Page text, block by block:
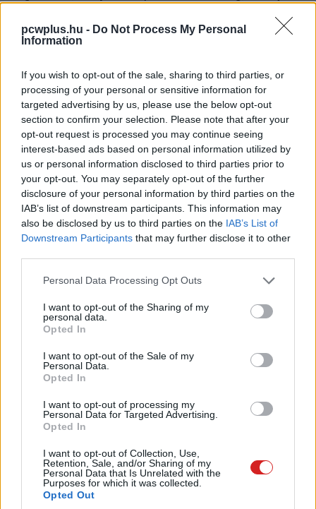
pcwplus.hu - Do Not Process My Personal
Information
If you wish to opt-out of the sale, sharing to third parties, or
processing of your personal or sensitive information for
targeted advertising by us, please use the below opt-out
section to confirm your selection. Please note that after your
opt-out request is processed you may continue seeing
interest-based ads based on personal information utilized by
us or personal information disclosed to third parties prior to
your opt-out. You may separately opt-out of the further
disclosure of your personal information by third parties on the
IAB’s list of downstream participants. This information may
also be disclosed by us to third parties on the IAB’s List of
Downstream Participants that may further disclose it to other
Please note that this website/app uses one or more Google
not limited to your visit or usage behaviour. You may click to
grant or deny consent to Google and its third-party tags to
use your data for below specified purposes in below Google
consent section.
Personal Data Processing Opt Outs
I want to opt-out of the Sharing of my
personal data.
Opted In
I want to opt-out of the Sale of my
Personal Data.
Opted In
I want to opt-out of processing my
Personal Data for Targeted Advertising.
Opted In
I want to opt-out of Collection, Use,
Retention, Sale, and/or Sharing of my
Personal Data that Is Unrelated with the
Purposes for which it was collected.
Opted Out
változatban elérhető Alt Gray kivitelű Thock V2 nem
csupán dizájnban és anyaghasználatban emelkedik ki,
stabilizátorok és fejlett hangcsillapítók gondoskodnak
róla, hogy minden leütést kielégítőnek érezzen a
felhasználó.
A sorozat négy méretben és háromféle kiosztásban
érhető el, vezetékes és vezeték nélküli változatban, így a
teljes méretű, numerikus billentyűzettel felszerelt modell
a mindennapi munkát, a TKL és 75%-os kivitelek a
minimalista setupokat, míg a kompakt változat a
játékosok és mobil munkavégzők igényeit szolgálja. A
pedig egységes hangzást biztosítanak.
A Thock V2 két típusú egyedi switchcsel érkezik: az
Endorfy Yellow by Gateron kiegyensúlyozott és gazdag
érzékeny és stabil lenyomást kínál. Mindkettő cserélhető,
a csomagban pedig helyet kapott switch-lehúzó,
alumínium fedlap és a masszív váz hosszú távú
stabilitást és kényelmet biztosít.